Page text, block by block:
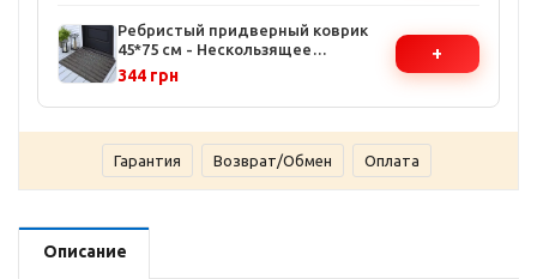
Ребристый придверный коврик
45*75 см - Нескользящее
резиновое основание, влаго- и
грязезадерживающая
поверхность
344 грн
+
Гарантия Возврат/Обмен Оплата
Описание